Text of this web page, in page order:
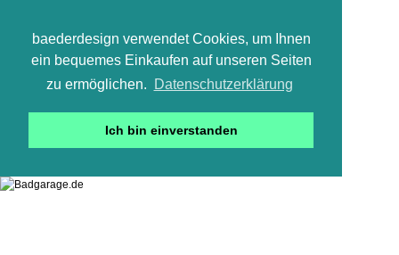
baederdesign verwendet Cookies, um Ihnen
ein bequemes Einkaufen auf unseren Seiten
zu ermöglichen.
Datenschutzerklärung
Ich bin einverstanden